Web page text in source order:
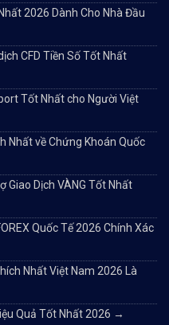
2026 Dành Cho Nhà Đầu
CFD Tiền Số Tốt Nhất
Tốt Nhất cho Người Việt
Nhất về Chứng Khoán Quốc
Giao Dịch VÀNG Tốt Nhất
Quốc Tế 2026 Chính Xác
Nhất Việt Nam 2026 Là
Quả Tốt Nhất 2026 →